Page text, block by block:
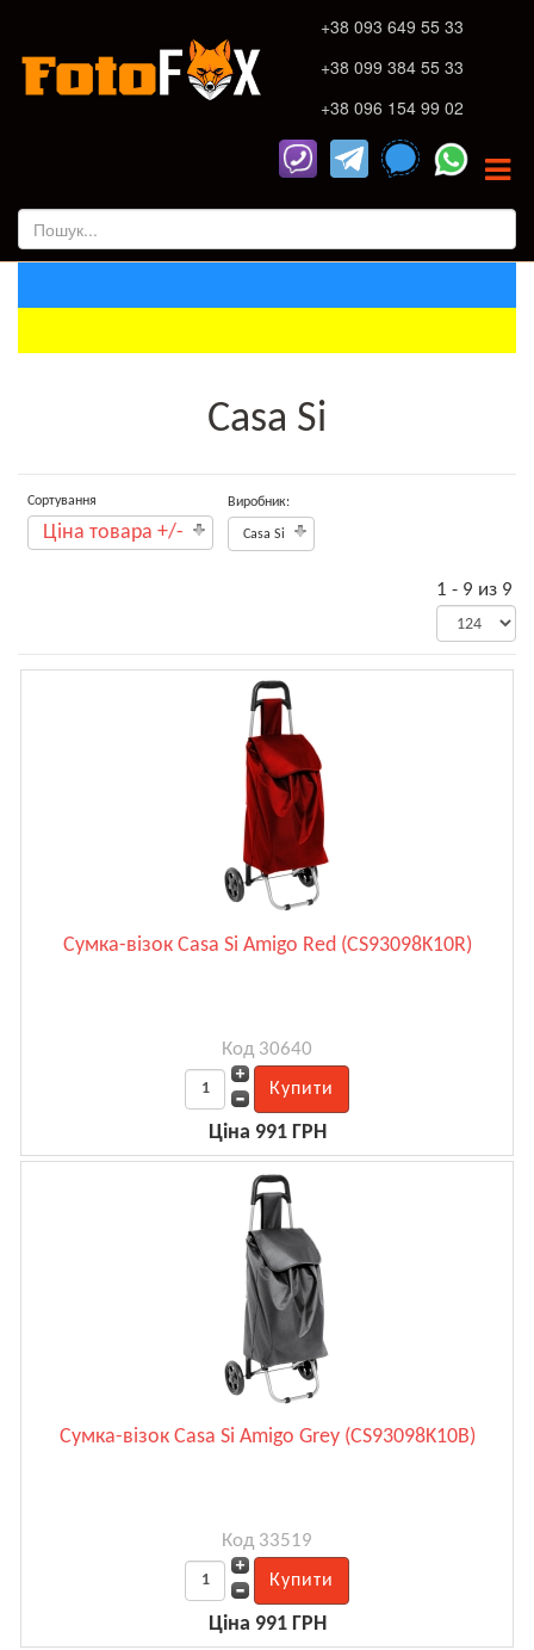
+38 093 649 55 33
+38 099 384 55 33
+38 096 154 99 02
Casa Si
Сортування
Ціна товара +/-
Виробник:
Casa Si
1 - 9 из 9
Сумка-візок Casa Si Amigo Red (CS93098K10R)
Код 30640
Ціна 991 ГРН
Сумка-візок Casa Si Amigo Grey (CS93098K10B)
Код 33519
Ціна 991 ГРН